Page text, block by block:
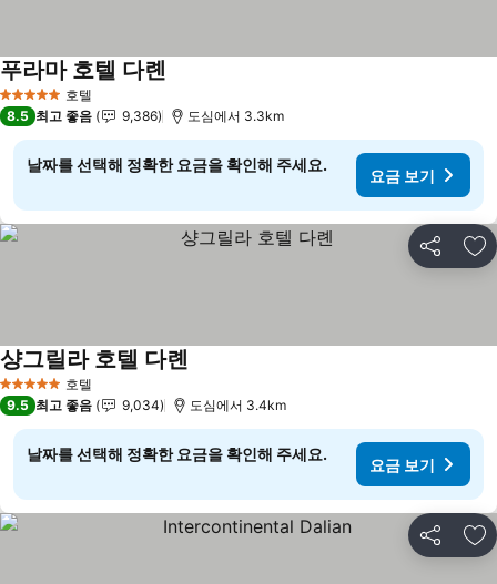
5 성급 호텔
푸라마 호텔 다롄
8.5 최고 좋음 9,386 도심에서 3.3km
날짜를 선택해 정확한 요금을 확인해 주세요.
요금 보기
공유 즐
5 성급 호텔
샹그릴라 호텔 다롄
9.5 최고 좋음 9,034 도심에서 3.4km
날짜를 선택해 정확한 요금을 확인해 주세요.
요금 보기
공유 즐